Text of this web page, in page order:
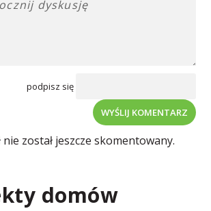
podpisz się
WYŚLIJ KOMENTARZ
został jeszcze skomentowany.
domów